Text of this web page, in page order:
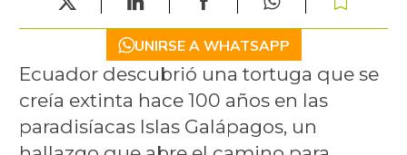
UNIRSE A WHATSAPP
Ecuador descubrió una tortuga que se
creía extinta hace 100 años en las
paradisíacas Islas Galápagos, un